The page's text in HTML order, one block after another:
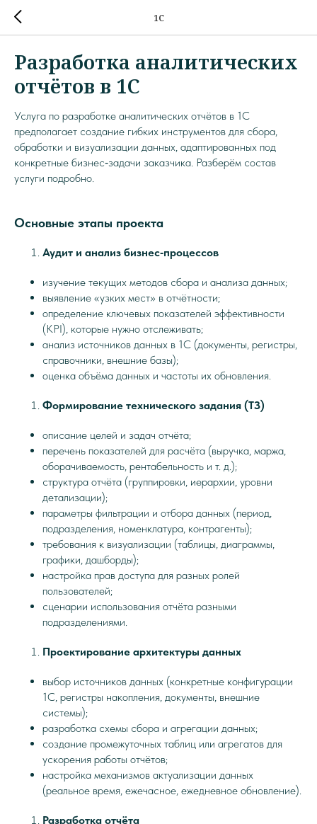
1С
Разработка аналитических
отчётов в 1С
Услуга по разработке аналитических отчётов в 1С
предполагает создание гибких инструментов для сбора,
обработки и визуализации данных, адаптированных под
конкретные бизнес‑задачи заказчика. Разберём состав
услуги подробно.
Основные этапы проекта
Аудит и анализ бизнес‑процессов
изучение текущих методов сбора и анализа данных;
выявление «узких мест» в отчётности;
определение ключевых показателей эффективности
(KPI), которые нужно отслеживать;
анализ источников данных в 1С (документы, регистры,
справочники, внешние базы);
оценка объёма данных и частоты их обновления.
Формирование технического задания (ТЗ)
описание целей и задач отчёта;
перечень показателей для расчёта (выручка, маржа,
оборачиваемость, рентабельность и т. д.);
структура отчёта (группировки, иерархии, уровни
детализации);
параметры фильтрации и отбора данных (период,
подразделения, номенклатура, контрагенты);
требования к визуализации (таблицы, диаграммы,
графики, дашборды);
настройка прав доступа для разных ролей
пользователей;
сценарии использования отчёта разными
подразделениями.
Проектирование архитектуры данных
выбор источников данных (конкретные конфигурации
1С, регистры накопления, документы, внешние
системы);
разработка схемы сбора и агрегации данных;
создание промежуточных таблиц или агрегатов для
ускорения работы отчётов;
настройка механизмов актуализации данных
(реальное время, ежечасное, ежедневное обновление).
Разработка отчёта